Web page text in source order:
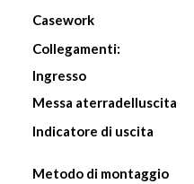
Casework
Collegamenti:
Ingresso
Messa aterradelluscita
Indicatore di uscita
Metodo di montaggio